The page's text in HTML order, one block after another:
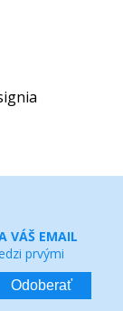
VÁŠ EMAIL
prvými
Odoberať